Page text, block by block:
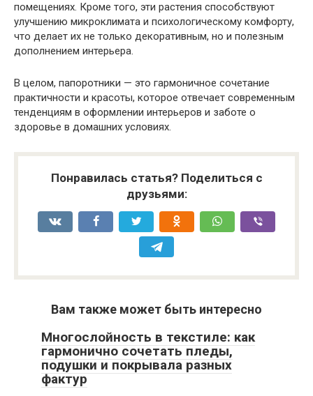
помещениях. Кроме того, эти растения способствуют
улучшению микроклимата и психологическому комфорту,
что делает их не только декоративным, но и полезным
дополнением интерьера.
В целом, папоротники — это гармоничное сочетание
практичности и красоты, которое отвечает современным
тенденциям в оформлении интерьеров и заботе о
здоровье в домашних условиях.
Понравилась статья? Поделиться с
друзьями:
Вам также может быть интересно
Многослойность в текстиле: как
гармонично сочетать пледы,
подушки и покрывала разных
фактур